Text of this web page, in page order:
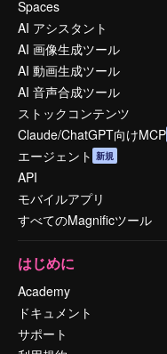
Spaces
AI アシスタント
AI 画像生成ツール
AI 動画生成ツール
AI 音声合成ツール
ストックコンテンツ
Claude/ChatGPT向けMCP
エージェント 新規
API
モバイルアプリ
すべてのMagnificツール
はじめに
Academy
ドキュメント
サポート